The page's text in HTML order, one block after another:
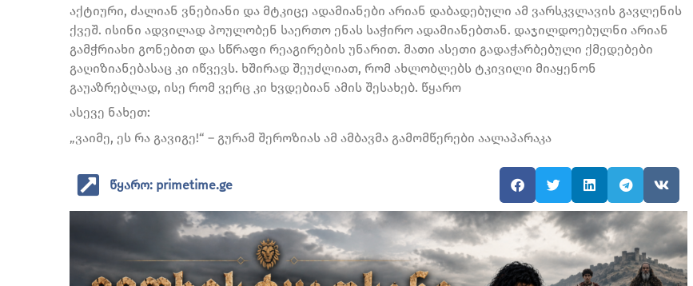
აქტიური, ძალიან ვნებიანი და მტკიცე ადამიანები არიან დაბადებული ამ ვარსკვლავის გავლენის
ქვეშ. ისინი ადვილად პოულობენ საერთო ენას საჭირო ადამიანებთან. დაჯილდოებულნი არიან
გამჭრიახი გონებით და სწრაფი რეაგირების უნარით. მათი ასეთი გადაჭარბებული ქმედებები
გაღიზიანებასაც კი იწვევს. ხშირად შეუძლიათ, რომ ახლობლებს ტკივილი მიაყენონ
გაუაზრებლად, ისე რომ ვერც კი ხვდებიან ამის შესახებ. წყარო
ასევე ნახეთ:
„ვაიმე, ეს რა გავიგე!“ – გურამ შეროზიას ამ ამბავმა გამომწერები აალაპარაკა
წყარო: primetime.ge